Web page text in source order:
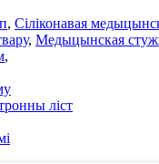
, Сіліконавая
, Медыцынская
,
ліст